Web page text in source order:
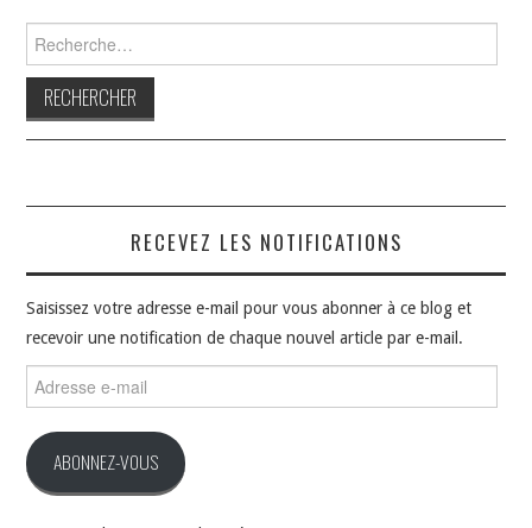
RECEVEZ LES NOTIFICATIONS
Saisissez votre adresse e-mail pour vous abonner à ce blog et
recevoir une notification de chaque nouvel article par e-mail.
e-
ABONNEZ-VOUS